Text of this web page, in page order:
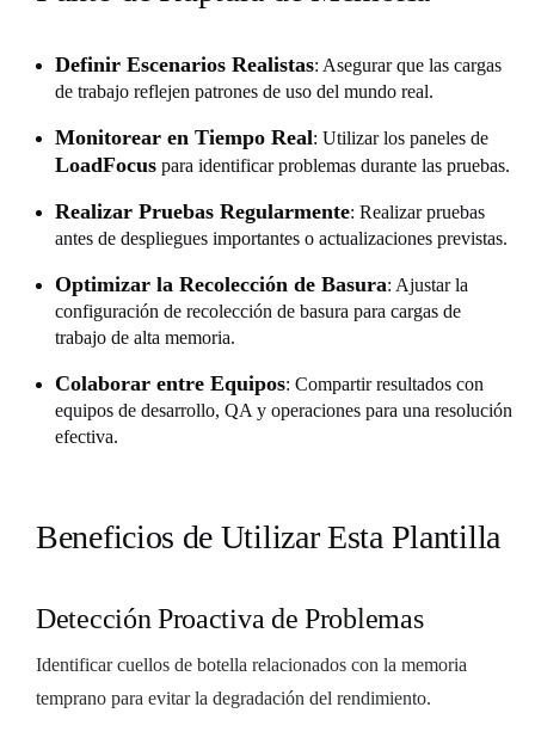
Definir Escenarios Realistas: Asegurar que las cargas
de trabajo reflejen patrones de uso del mundo real.
Monitorear en Tiempo Real: Utilizar los paneles de
LoadFocus para identificar problemas durante las pruebas.
Realizar Pruebas Regularmente: Realizar pruebas
antes de despliegues importantes o actualizaciones previstas.
Optimizar la Recolección de Basura: Ajustar la
configuración de recolección de basura para cargas de
trabajo de alta memoria.
Colaborar entre Equipos: Compartir resultados con
equipos de desarrollo, QA y operaciones para una resolución
efectiva.
Beneficios de Utilizar Esta Plantilla
Detección Proactiva de Problemas
Identificar cuellos de botella relacionados con la memoria
temprano para evitar la degradación del rendimiento.